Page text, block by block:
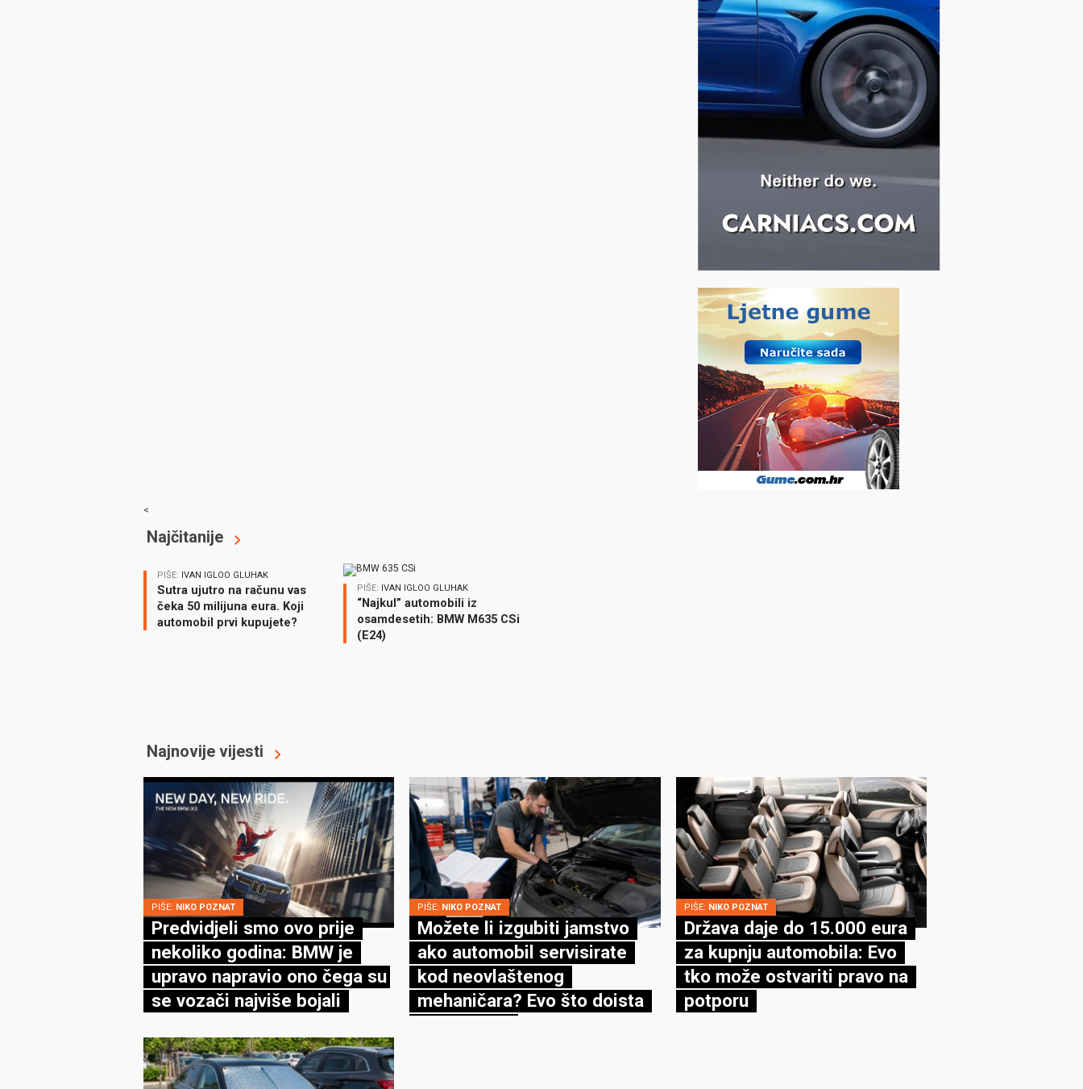
<
Najčitanije
PIŠE: IVAN IGLOO GLUHAK
Sutra ujutro na računu vas
čeka 50 milijuna eura. Koji
automobil prvi kupujete?
PIŠE: IVAN IGLOO GLUHAK
“Najkul” automobili iz
osamdesetih: BMW M635 CSi
(E24)
Najnovije vijesti
PIŠE: NIKO POZNAT
Predvidjeli smo ovo prije
nekoliko godina: BMW je
upravo napravio ono čega su
se vozači najviše bojali
PIŠE: NIKO POZNAT
Možete li izgubiti jamstvo
ako automobil servisirate
kod neovlaštenog
mehaničara? Evo što doista
PIŠE: NIKO POZNAT
Država daje do 15.000 eura
za kupnju automobila: Evo
tko može ostvariti pravo na
potporu